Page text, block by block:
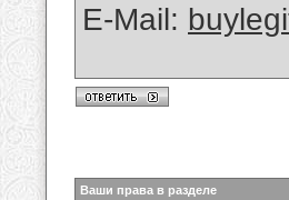
E-Mail:
Ваши права в разделе